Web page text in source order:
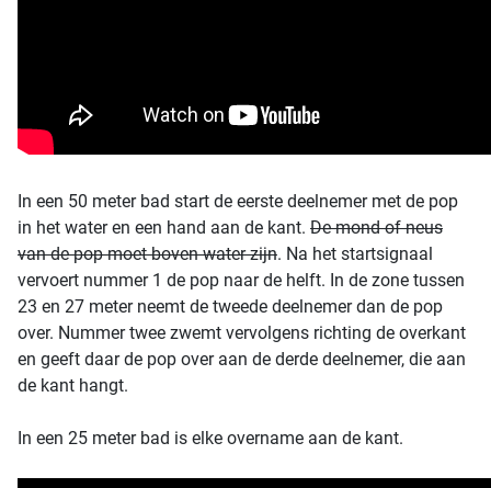
In een 50 meter bad start de eerste deelnemer met de pop
in het water en een hand aan de kant. De mond of neus
van de pop moet boven water zijn. Na het startsignaal
vervoert nummer 1 de pop naar de helft. In de zone tussen
23 en 27 meter neemt de tweede deelnemer dan de pop
over. Nummer twee zwemt vervolgens richting de overkant
en geeft daar de pop over aan de derde deelnemer, die aan
de kant hangt.
In een 25 meter bad is elke overname aan de kant.